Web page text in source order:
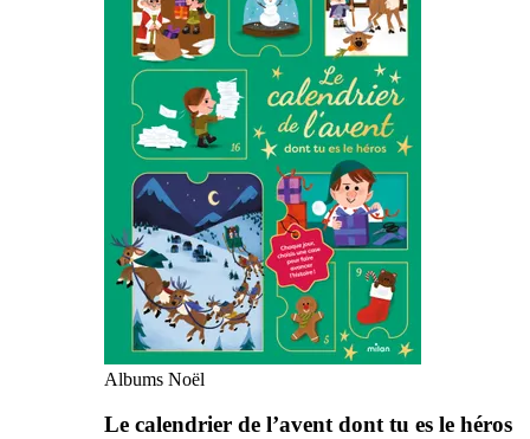
Albums Noël
Le calendrier de l’avent dont tu es le héros